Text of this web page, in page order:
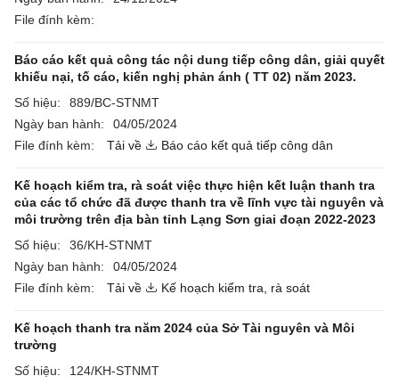
File đính kèm:
Báo cáo kết quả công tác nội dung tiếp công dân, giải quyết
khiếu nại, tố cáo, kiến nghị phản ánh ( TT 02) năm 2023.
Số hiệu:
889/BC-STNMT
Ngày ban hành:
04/05/2024
File đính kèm:
Tải về Báo cáo kết quả tiếp công dân
Kế hoạch kiểm tra, rà soát việc thực hiện kết luận thanh tra
của các tổ chức đã được thanh tra về lĩnh vực tài nguyên và
môi trường trên địa bàn tỉnh Lạng Sơn giai đoạn 2022-2023
Số hiệu:
36/KH-STNMT
Ngày ban hành:
04/05/2024
File đính kèm:
Tải về Kế hoạch kiểm tra, rà soát
Kế hoạch thanh tra năm 2024 của Sở Tài nguyên và Môi
trường
Số hiệu:
124/KH-STNMT